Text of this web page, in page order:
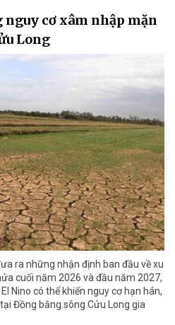
cơ xâm nhập mặn
Long
ra những nhận định ban đầu về xu
cuối năm 2026 và đầu năm 2027,
Nino có thể khiến nguy cơ hạn hán,
Đồng bằng sông Cửu Long gia